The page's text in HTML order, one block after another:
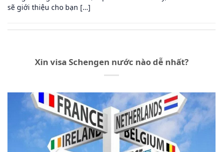
sẽ giới thiệu cho bạn […]
Xin visa Schengen nước nào dễ nhất?